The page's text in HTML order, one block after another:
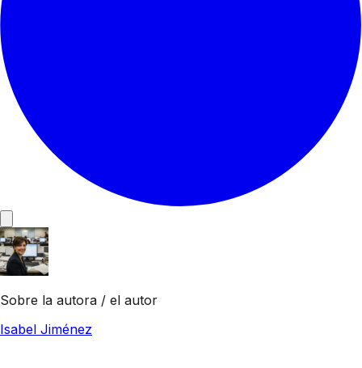
Sobre la autora / el autor
Isabel Jiménez